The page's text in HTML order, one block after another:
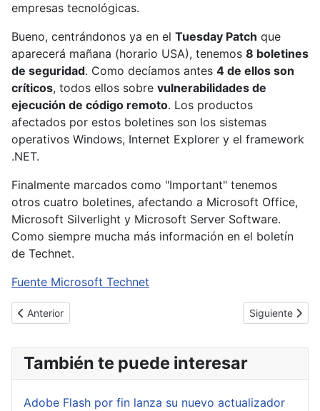
empresas tecnológicas.
Bueno, centrándonos ya en el Tuesday Patch que
aparecerá mañana (horario USA), tenemos 8 boletines
de seguridad. Como decíamos antes 4 de ellos son
críticos, todos ellos sobre vulnerabilidades de
ejecución de código remoto. Los productos
afectados por estos boletines son los sistemas
operativos Windows, Internet Explorer y el framework
.NET.
Finalmente marcados como "Important" tenemos
otros cuatro boletines, afectando a Microsoft Office,
Microsoft Silverlight y Microsoft Server Software.
Como siempre mucha más información en el boletín
de Technet.
Fuente Microsoft Technet
Artículo anterior: Los servidores FOXACID de la NSA
Anterior Artículo
Siguiente
También te puede interesar
Adobe Flash por fin lanza su nuevo actualizador